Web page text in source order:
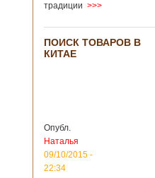
традиции >>>
ПОИСК ТОВАРОВ В
КИТАЕ
Опубл.
Наталья
09/10/2015 -
22:34